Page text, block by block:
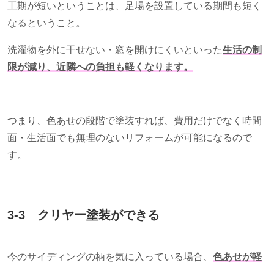
工期が短いということは、足場を設置している期間も短く
なるということ。
洗濯物を外に干せない・窓を開けにくいといった生活の制
限が減り、近隣への負担も軽くなります。
つまり、色あせの段階で塗装すれば、費用だけでなく時間
面・生活面でも無理のないリフォームが可能になるので
す。
3-3 クリヤー塗装ができる
今のサイディングの柄を気に入っている場合、 色あせが軽